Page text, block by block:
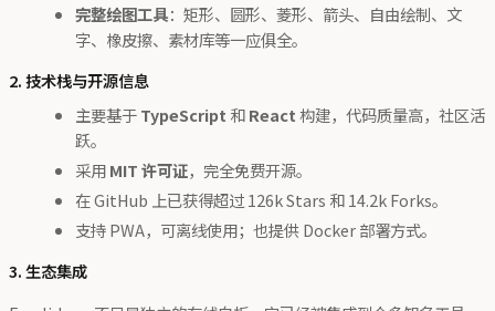
完整绘图工具：矩形、圆形、菱形、箭头、自由绘制、文
字、橡皮擦、素材库等一应俱全。
2. 技术栈与开源信息
主要基于TypeScript 和React构建，代码质量高，社区活
跃。
采用MIT 许可证，完全免费开源。
在 GitHub 上已获得超过 126k Stars 和 14.2k Forks。
支持 PWA，可离线使用；也提供 Docker 部署方式。
3. 生态集成